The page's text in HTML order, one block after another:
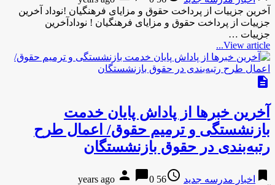
آخرین جزییات از پرداخت حقوق و مزایای فرهنگیان !نوداد آخرین
جزییات از پرداخت حقوق و مزایای فرهنگیان ! نودادآخرین
جزییات …
View article...
description
آخرین خبرها از پاداش پایان خدمت
بازنشستگی و ترمیم حقوق/ اعمال طرح
رتبه‌بندی در حقوق بازنشستگان
bookmark اخبار مدرسه جدید access_time
56 years ago
person chat_bubble0